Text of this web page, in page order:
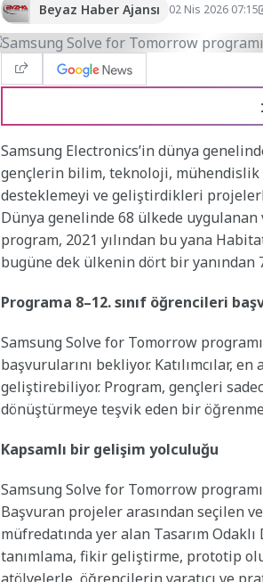
Beyaz Haber Ajansı 02 Nis 2026 07:15
Samsung Electronics’in dünya
gençlerin bilim, teknoloji, mühendislik
desteklemeyi ve geliştirdikleri
Dünya genelinde 68 ülkede
program, 2021 yılından bu yana
bugüne dek ülkenin dört bir yanından
Programa 8–12. sınıf öğrencileri
Samsung Solve for Tomorrow
başvurularını bekliyor. Katılımcılar,
geliştirebiliyor. Program, gençleri
dönüştürmeye teşvik eden bir
Kapsamlı bir gelişim yolculuğu
Samsung Solve for Tomorrow
Başvuran projeler arasından seçilen
müfredatında yer alan Tasarım
tanımlama, fikir geliştirme, prototip